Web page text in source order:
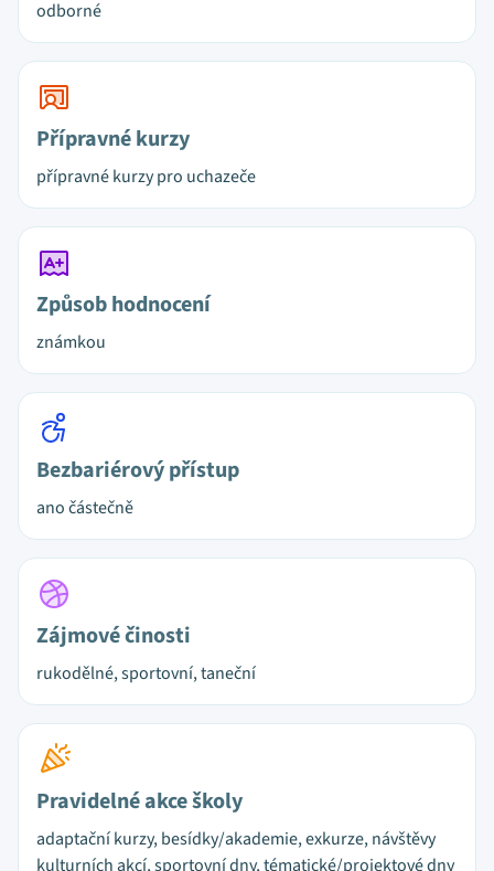
odborné
Přípravné kurzy
přípravné kurzy pro uchazeče
Způsob hodnocení
známkou
Bezbariérový přístup
ano částečně
Zájmové činosti
rukodělné, sportovní, taneční
Pravidelné akce školy
adaptační kurzy, besídky/akademie, exkurze, návštěvy
kulturních akcí, sportovní dny, tématické/projektové dny